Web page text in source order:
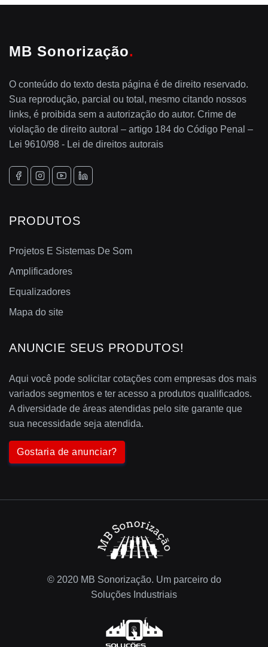
MB Sonorização.
O conteúdo do texto desta página é de direito reservado.
Sua reprodução, parcial ou total, mesmo citando nossos
links, é proibida sem a autorização do autor. Crime de
violação de direito autoral – artigo 184 do Código Penal –
Lei 9610/98 - Lei de direitos autorais
PRODUTOS
Projetos E Sistemas De Som
Amplificadores
Equalizadores
Mapa do site
ANUNCIE SEUS PRODUTOS!
Aqui você pode solicitar cotações com empresas dos mais
variados segmentos e ter acesso a produtos qualificados.
A diversidade de áreas atendidas pelo site garante que
sua necessidade seja atendida.
Gostaria de anunciar?
© 2020 MB Sonorização. Um parceiro do
Soluções Industriais